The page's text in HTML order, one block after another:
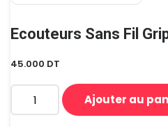
Ecouteurs Sans Fil
45.000 DT
quantité
Ajouter au